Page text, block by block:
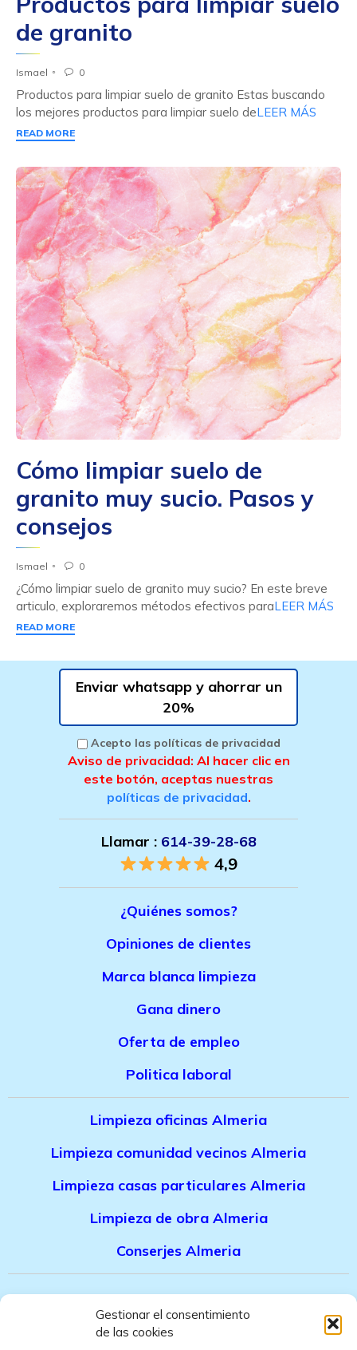
Gestionar el consentimiento
de las cookies
de granito
Ismael  0
Productos para limpiar suelo de granito Estas buscando
los mejores productos para limpiar suelo deLEER MÁS
READ MORE
Cómo limpiar suelo de
granito muy sucio. Pasos y
consejos
Ismael  0
¿Cómo limpiar suelo de granito muy sucio? En este breve
articulo, exploraremos métodos efectivos paraLEER MÁS
READ MORE
Enviar whatsapp y ahorrar un
20%
Acepto las políticas de privacidad
Aviso de privacidad: Al hacer clic en
este botón, aceptas nuestras
políticas de privacidad.
Llamar : 614-39-28-68
4,9
¿Quiénes somos?
Opiniones de clientes
Marca blanca limpieza
Gana dinero
Oferta de empleo
Politica laboral
Limpieza oficinas Almeria
Limpieza comunidad vecinos Almeria
Limpieza casas particulares Almeria
Limpieza de obra Almeria
Conserjes Almeria
Canal denuncias trabajadores